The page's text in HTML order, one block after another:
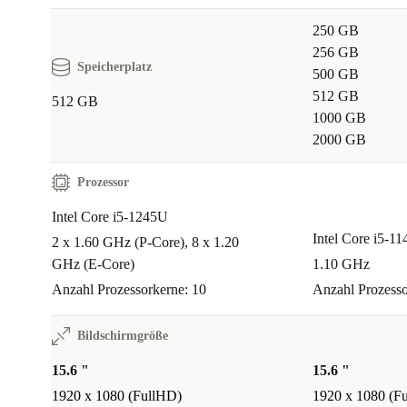
A: Dank geringem Gewicht und langer Akkulaufzeit
Laptop perfekt in deinen Alltag. Online-Recherche,
oder Gruppenarbeiten – alles läuft flüssig.
A: Ja, das brillante FullHD-Display und die starke
ermöglichen Bildbearbeitung, Musikproduktion oder
Videobearbeitung im Handumdrehen.
Q: Ist der Laptop auch für Vielreisende geeignet?
A: Mit stabilem Gehäuse, kompakten Maßen und
Anschlussmöglichkeiten bist du überall flexibel – im
oder Büro.
Speicherplatz
512 GB
250 GB
256 GB
500 GB
512 GB
1000 GB
2000 GB
Prozessor
Intel Core i5-1245U
2 x 1.60 GHz (P-Core), 8 x 1.20
GHz (E-Core)
Anzahl Prozessorkerne: 10
Intel Core i5-
1.10 GHz
Anzahl
Bildschirmgröße
15.6 "
1920 x 1080 (FullHD)
15.6 "
1920 x 1080